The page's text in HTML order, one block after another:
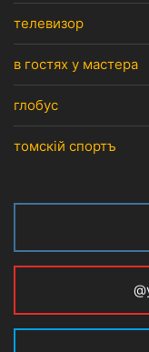
телевизор
в гостях у мастера
глобус
томскiй спортъ